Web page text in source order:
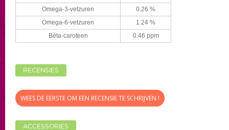
Omega-3-vetzuren
0.26 %
Omega-6-vetzuren
1.24 %
Bèta-caroteen
0.46 ppm
RECENSIES
WEES DE EERSTE OM EEN RECENSIE TE SCHRIJVEN !
ACCESSORIES